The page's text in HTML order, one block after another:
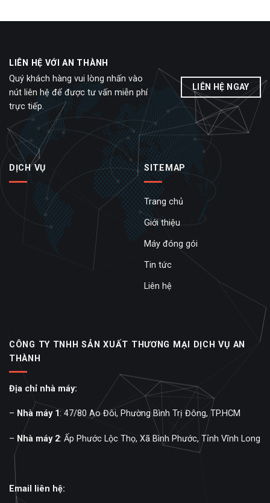
LIÊN HỆ VỚI AN THÀNH
Quý khách hàng vui lòng nhấn vào
nút liên hệ để được tư vấn miễn phí
trực tiếp.
LIÊN HỆ NGAY
DỊCH VỤ SITEMAP
Trang chủ
Giới thiệu
Máy đóng gói
Tin tức
Liên hệ
CÔNG TY TNHH SẢN XUẤT THƯƠNG MẠI DỊCH VỤ AN
THÀNH
Địa chỉ nhà máy:
– Nhà máy 1: 47/80 Ao Đôi, Phường Bình Trị Đông, TP.HCM
– Nhà máy 2: Ấp Phước Lộc Thọ, Xã Bình Phước, Tỉnh Vĩnh Long
Email liên hệ: